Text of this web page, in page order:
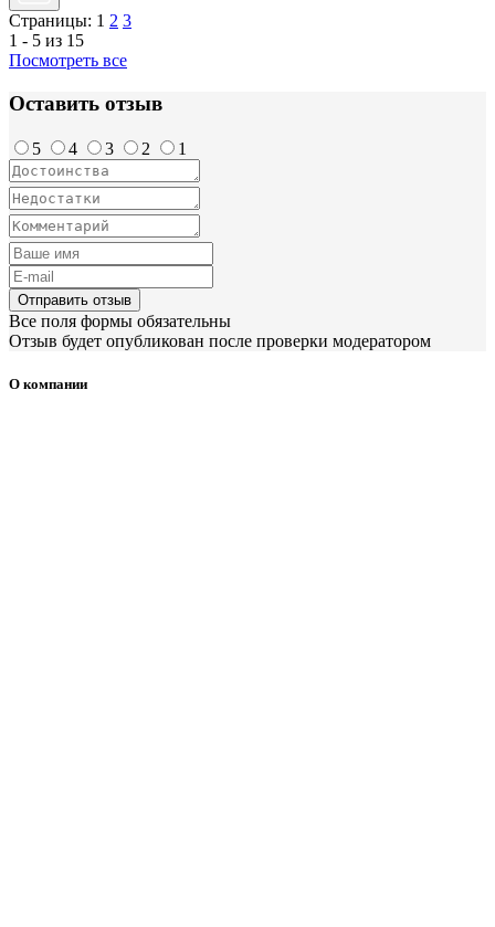
Страницы: 1 2 3
1 - 5 из 15
Посмотреть все
Оставить отзыв
5 4 3 2 1
Отправить отзыв
Все поля формы обязательны
Отзыв будет опубликован после проверки модератором
О компании